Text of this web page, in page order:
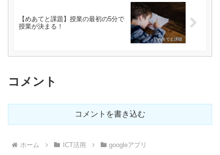
【めあてと課題】授業の最初の5分で
授業が決まる！
コメント
コメントを書き込む
ホーム ICT活用 googleアプリ